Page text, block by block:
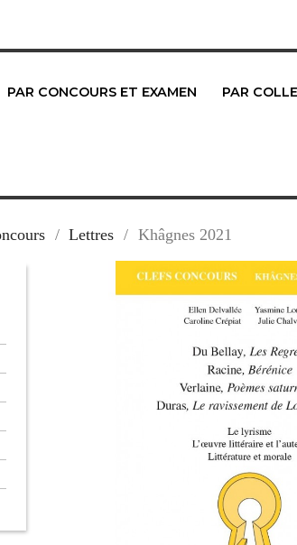
PAR CONCOURS ET EXAMEN PAR
Lettres Khâgnes 2021